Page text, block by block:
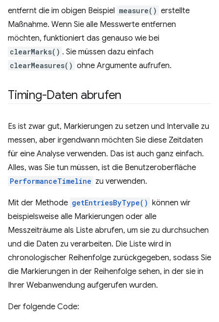
entfernt die im obigen Beispiel measure() erstellte
Maßnahme. Wenn Sie alle Messwerte entfernen
möchten, funktioniert das genauso wie bei
clearMarks() . Sie müssen dazu einfach
clearMeasures() ohne Argumente aufrufen.
Timing-Daten abrufen
Es ist zwar gut, Markierungen zu setzen und Intervalle zu
messen, aber irgendwann möchten Sie diese Zeitdaten
für eine Analyse verwenden. Das ist auch ganz einfach.
Alles, was Sie tun müssen, ist die Benutzeroberfläche
PerformanceTimeline zu verwenden.
Mit der Methode getEntriesByType() können wir
beispielsweise alle Markierungen oder alle
Messzeiträume als Liste abrufen, um sie zu durchsuchen
und die Daten zu verarbeiten. Die Liste wird in
chronologischer Reihenfolge zurückgegeben, sodass Sie
die Markierungen in der Reihenfolge sehen, in der sie in
Ihrer Webanwendung aufgerufen wurden.
Der folgende Code: